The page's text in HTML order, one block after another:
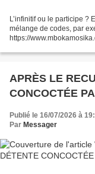
L’infinitif ou le participe ?
mélange de codes, par
https://
APRÈS LE
CONCOCTÉE
Publié le 16/07/2026 à
Par Messager